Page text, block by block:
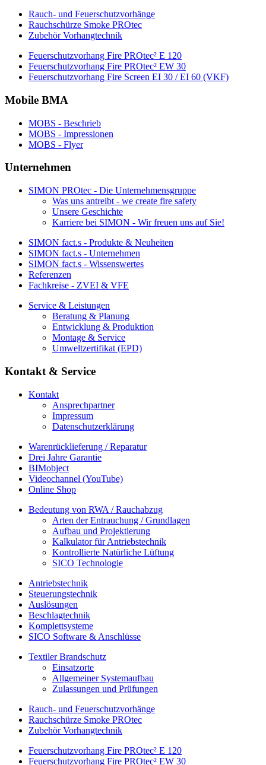
Rauch- und Feuerschutzvorhänge
Rauchschürze Smoke PROtec
Zubehör Vorhangtechnik
Feuerschutzvorhang Fire PROtec² E 120
Feuerschutzvorhang Fire PROtec² EW 30
Feuerschutzvorhang Fire Screen EI 30 / EI 60 (VKF)
Mobile BMA
MOBS - Beschrieb
MOBS - Impressionen
MOBS - Flyer
Unternehmen
SIMON PROtec - Die Unternehmensgruppe
Was uns antreibt - we create fire safety
Unsere Geschichte
Karriere bei SIMON - Wir freuen uns auf Sie!
SIMON fact.s - Produkte & Neuheiten
SIMON fact.s - Unternehmen
SIMON fact.s - Wissenswertes
Referenzen
Fachkreise - ZVEI & VFE
Service & Leistungen
Beratung & Planung
Entwicklung & Produktion
Montage & Service
Umweltzertifikat (EPD)
Kontakt & Service
Kontakt
Ansprechpartner
Impressum
Datenschutzerklärung
Warenrücklieferung / Reparatur
Drei Jahre Garantie
BIMobject
Videochannel (YouTube)
Online Shop
Bedeutung von RWA / Rauchabzug
Arten der Entrauchung / Grundlagen
Aufbau und Projektierung
Kalkulator für Antriebstechnik
Kontrollierte Natürliche Lüftung
SICO Technologie
Antriebstechnik
Steuerungstechnik
Auslösungen
Beschlagtechnik
Komplettsysteme
SICO Software & Anschlüsse
Textiler Brandschutz
Einsatzorte
Allgemeiner Systemaufbau
Zulassungen und Prüfungen
Rauch- und Feuerschutzvorhänge
Rauchschürze Smoke PROtec
Zubehör Vorhangtechnik
Feuerschutzvorhang Fire PROtec² E 120
Feuerschutzvorhang Fire PROtec² EW 30